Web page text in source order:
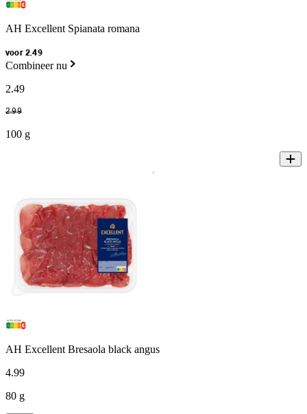
AH Excellent Spianata romana
voor 2.49
Combineer nu
2.49
2.99
100 g
AH Excellent Bresaola black angus
4.99
80 g